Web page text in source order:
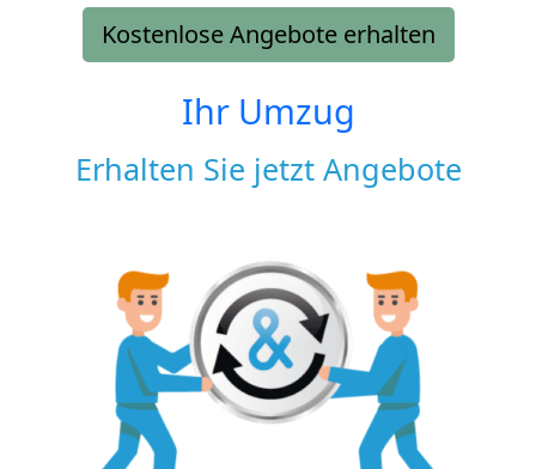
Kostenlose Angebote erhalten
Ihr Umzug
Erhalten Sie jetzt Angebote